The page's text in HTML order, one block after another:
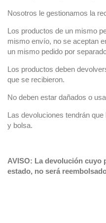
Nosotros le gestionamos la
Los productos de un mismo
mismo envío, no se aceptan
un mismo pedido por
Los productos deben
que se recibieron.
No deben estar dañados o
Las devoluciones tendrán
y bolsa.
AVISO: La devolución cuyo
estado, no será